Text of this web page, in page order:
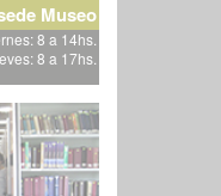
Museo
8 a 14hs.
8 a 17hs.